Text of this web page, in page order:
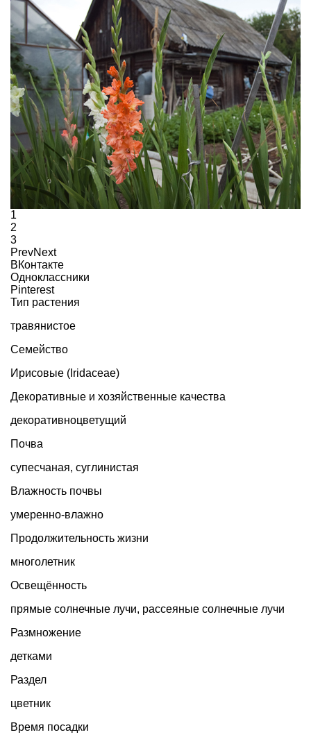
1
2
3
PrevNext
ВКонтакте
Одноклассники
Pinterest
Тип растения
травянистое
Семейство
Ирисовые (Iridaceae)
Декоративные и хозяйственные качества
декоративноцветущий
Почва
супесчаная, суглинистая
Влажность почвы
умеренно-влажно
Продолжительность жизни
многолетник
Освещённость
прямые солнечные лучи, рассеяные солнечные лучи
Размножение
детками
Раздел
цветник
Время посадки